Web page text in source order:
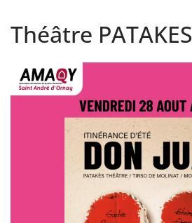
Théâtre PATAKES